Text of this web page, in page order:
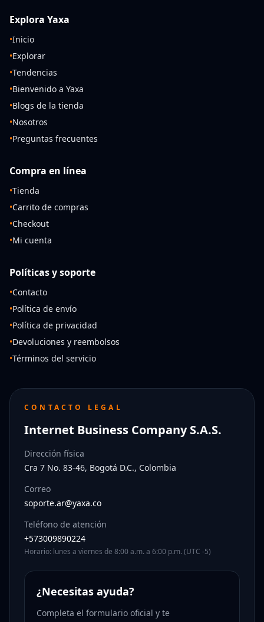
Explora Yaxa
•Inicio
•Explorar
•Tendencias
•Bienvenido a Yaxa
•Blogs de la tienda
•Nosotros
•Preguntas frecuentes
Compra en línea
•Tienda
•Carrito de compras
•Checkout
•Mi cuenta
Políticas y soporte
•Contacto
•Política de envío
•Política de privacidad
•Devoluciones y reembolsos
•Términos del servicio
CONTACTO LEGAL
Internet Business Company S.A.S.
Dirección física
Cra 7 No. 83-46, Bogotá D.C., Colombia
Correo
soporte.ar@yaxa.co
Teléfono de atención
+573009890224
Horario: lunes a viernes de 8:00 a.m. a 6:00 p.m. (UTC -5)
¿Necesitas ayuda?
Completa el formulario oficial y te